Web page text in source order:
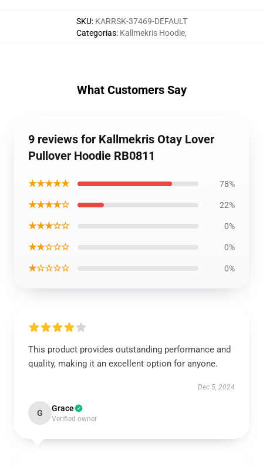
SKU: KARRSK-37469-DEFAULT
Categorias: Kallmekris Hoodie,
What Customers Say
9 reviews for Kallmekris Otay Lover
Pullover Hoodie RB0811
★★★★★ 78%
★★★★☆ 22%
★★★☆☆ 0%
★★☆☆☆ 0%
★☆☆☆☆ 0%
This product provides outstanding performance and
quality, making it an excellent option for anyone.
Dec 5, 2024
G Grace
Verified owner